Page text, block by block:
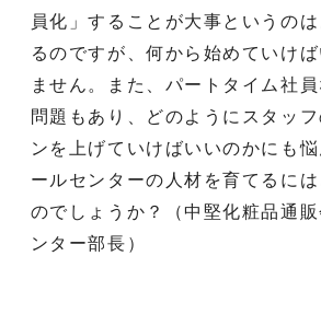
員化」することが大事というの
るのですが、何から始めていけ
ません。また、パートタイム社
問題もあり、どのようにスタッ
ンを上げていけばいいのかにも
ールセンターの人材を育てるに
のでしょうか？（中堅化粧品通
ンター部長）